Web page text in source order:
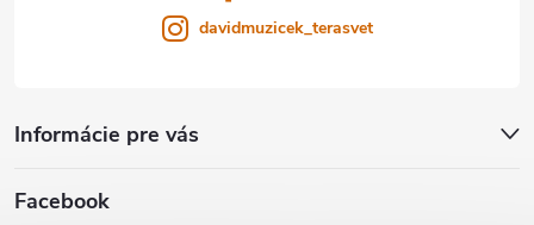
davidmuzicek_terasvet
Informácie pre vás
Facebook